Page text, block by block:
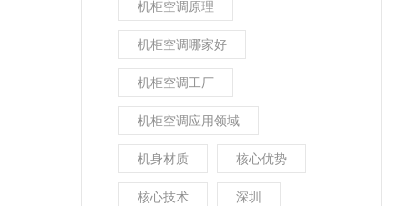
机柜空调原理
机柜空调哪家好
机柜空调工厂
机柜空调应用领域
机身材质 核心优势
核心技术 深圳